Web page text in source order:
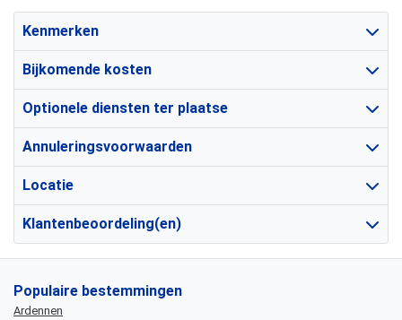
Kenmerken
Bijkomende kosten
Optionele diensten ter plaatse
Annuleringsvoorwaarden
Locatie
Klantenbeoordeling(en)
Populaire bestemmingen
Ardennen